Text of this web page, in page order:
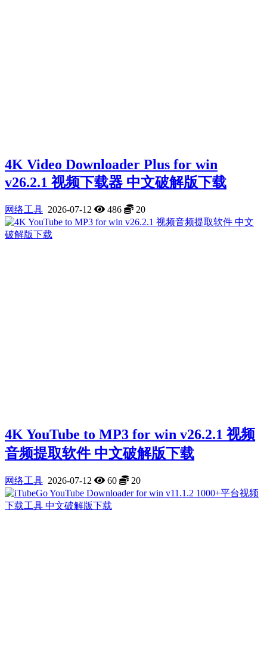
4K Video Downloader Plus for win
v26.2.1 视频下载器 中文破解版下载
网络工具 2026-07-12 486 20
4K YouTube to MP3 for win v26.2.1 视频
音频提取软件 中文破解版下载
网络工具 2026-07-12 60 20